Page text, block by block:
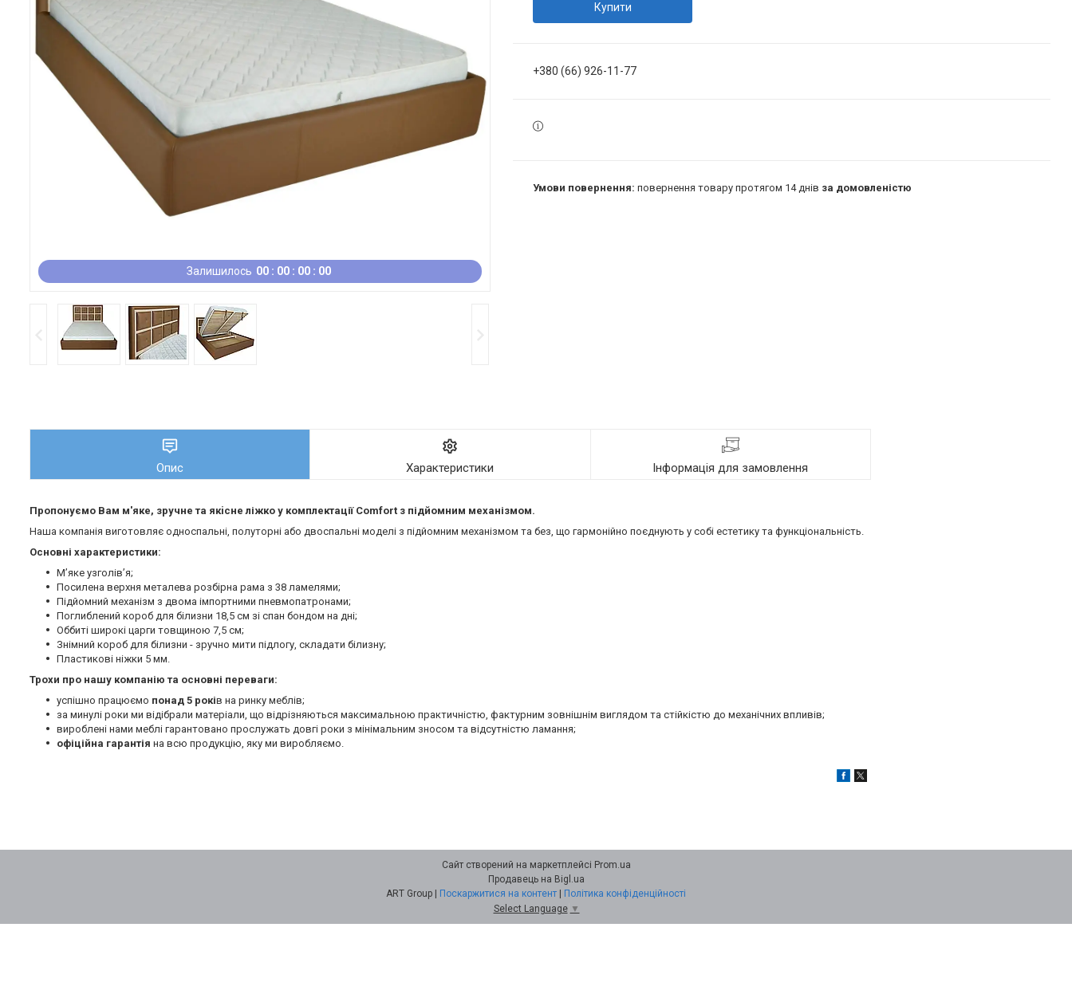
Залишилось 00 00 00 00
Купити
+380 (66) 926-11-77
повернення товару протягом 14 днів за домовленістю
Опис Характеристики Інформація для замовлення
Пропонуємо Вам м'яке, зручне та якiсне ліжко у комплектації Comfort з підйомним механізмом.
Наша компанія виготовляє односпальні, полуторні або двоспальні моделі з підйомним механізмом та без, що гармонійно поєднують у собі естетику та функціональність.
Основні характеристики:
М’яке узголів’я;
Посилена верхня металева розбірна рама з 38 ламелями;
Підйомний механізм з двома імпортними пневмопатронами;
Поглиблений короб для білизни 18,5 см зі спан бондом на дні;
Оббиті широкі царги товщиною 7,5 см;
Знімний короб для білизни - зручно мити підлогу, складати білизну;
Пластикові ніжки 5 мм.
Трохи про нашу компанію та основні переваги:
успішно працюємо понад 5 років на ринку меблів;
за минулі роки ми відібрали матеріали, що відрізняються максимальною практичністю, фактурним зовнішнім виглядом та стійкістю до механічних впливів;
вироблені нами меблі гарантовано прослужать довгі роки з мінімальним зносом та відсутністю ламання;
офіційна гарантія на всю продукцію, яку ми виробляємо.
Сайт створений на маркетплейсі Prom.ua
Продавець на Bigl.ua
Поскаржитися на контент
Політика конфіденційності
Select Language ▼